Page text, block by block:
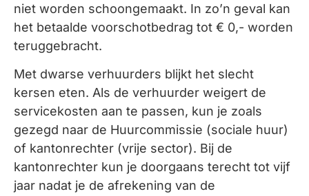
niet worden schoongemaakt. In zo’n geval kan
het betaalde voorschotbedrag tot € 0,- worden
teruggebracht.
Met dwarse verhuurders blijkt het slecht
kersen eten. Als de verhuurder weigert de
servicekosten aan te passen, kun je zoals
gezegd naar de Huurcommissie (sociale huur)
of kantonrechter (vrije sector). Bij de
kantonrechter kun je doorgaans terecht tot vijf
jaar nadat je de afrekening van de